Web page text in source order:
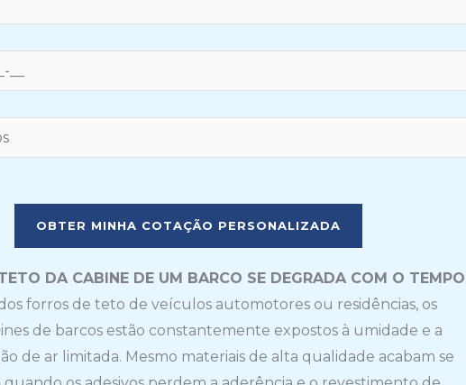
l
e
a
s
e
l
e
DA CABINE DE UM BARCO SE DEGRADA COM O TEMPO
forros de teto de veículos automotores ou residências, os
de barcos estão constantemente expostos à umidade e a
de ar limitada. Mesmo materiais de alta qualidade acabam se